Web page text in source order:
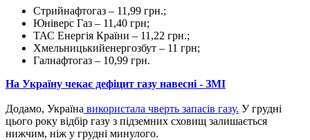
Стрийнафтогаз – 11,99 грн.;
Юніверс Газ – 11,40 грн;
ТАС Енергія Країни – 11,22 грн.;
Хмельницькийенергозбут – 11 грн;
Галнафтогаз – 10,99 грн.
На Україну чекає дефіцит газу навесні - ЗМІ
Додамо, Україна використала чверть запасів газу. У грудні
цього року відбір газу з підземних сховищ залишається
нижчим, ніж у грудні минулого.